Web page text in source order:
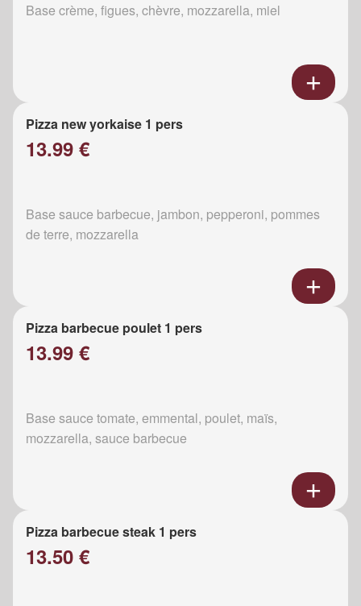
Base crème, figues, chèvre, mozzarella, miel
Pizza new yorkaise 1 pers
13.99 €
Base sauce barbecue, jambon, pepperoni, pommes
de terre, mozzarella
Pizza barbecue poulet 1 pers
13.99 €
Base sauce tomate, emmental, poulet, maïs,
mozzarella, sauce barbecue
Pizza barbecue steak 1 pers
13.50 €